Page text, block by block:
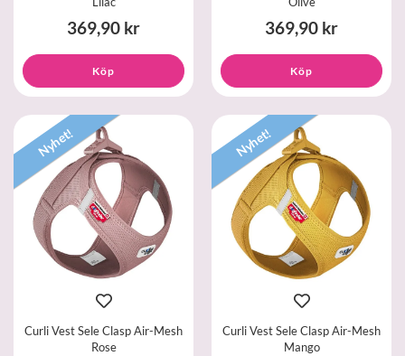
369,90 kr
Köp
369,90 kr
Köp
Nyhet!
Curli Vest Sele Clasp Air-Mesh
Rose
Nyhet!
Curli Vest Sele Clasp Air-Mesh
Mango